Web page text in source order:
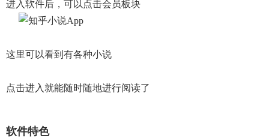
进入软件后，可以点击会员板块
这里可以看到有各种小说
点击进入就能随时随地进行阅读了
软件特色